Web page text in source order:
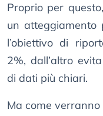
Proprio per
un atteggiamento
l’obiettivo di
2%, dall’altro
di dati più chiari.
Ma come